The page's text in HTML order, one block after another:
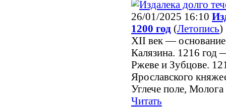
26/01/2025 16:10
1200 год (Летопись)
XII век —
Калязина. 1216 год
Ржеве и Зубцове.
Ярославского
Углече поле,
Читать